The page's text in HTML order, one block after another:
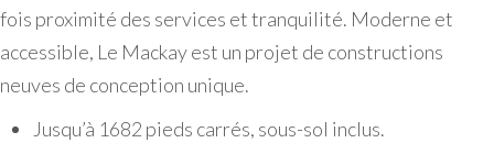
fois proximité des services et tranquilité. Moderne et
accessible, Le Mackay est un projet de constructions
neuves de conception unique.
Jusqu’à 1682 pieds carrés, sous-sol inclus.